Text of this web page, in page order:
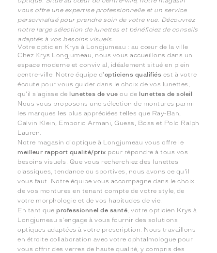
vous offre une expertise professionnelle et un service
personnalisé pour prendre soin de votre vue. Découvrez
notre large sélection de lunettes et bénéficiez de conseils
adaptés à vos besoins visuels.
Votre opticien Krys à Longjumeau : au cœur de la ville
Chez Krys Longjumeau, nous vous accueillons dans un
espace moderne et convivial, idéalement situé en plein
centre-ville. Notre équipe d'opticiens qualifiés est à votre
écoute pour vous guider dans le choix de vos lunettes,
qu'il s'agisse de lunettes de vue ou de lunettes de soleil
Nous vous proposons une sélection de montures parmi
les marques les plus appréciées telles que Ray-Ban,
Calvin Klein, Emporio Armani, Guess, Boss et Polo Ralph
Lauren.
Notre magasin d'optique à Longjumeau vous offre le
meilleur rapport qualité/prix pour répondre à tous vos
besoins visuels. Que vous recherchiez des lunettes
classiques, tendance ou sportives, nous avons ce qu'il
vous faut. Notre équipe vous accompagne dans le choix
de vos montures en tenant compte de votre style, de
votre morphologie et de vos habitudes de vie.
En tant que professionnel de santé , votre opticien Krys à
Longjumeau s'engage à vous fournir des solutions
optiques adaptées à votre prescription. Nous travaillons
en étroite collaboration avec votre ophtalmologue pour
vous offrir des verres de haute qualité, y compris des